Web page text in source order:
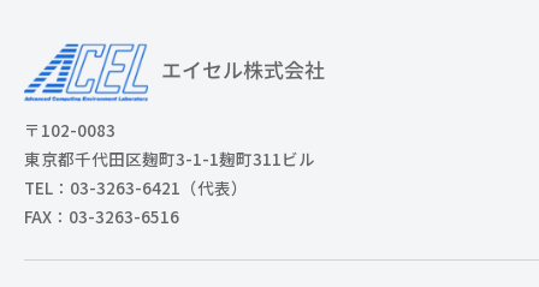
〒102-0083
東京都千代田区麹町3-1-1麹町311ビル
TEL：03-3263-6421（代表）
FAX：03-3263-6516